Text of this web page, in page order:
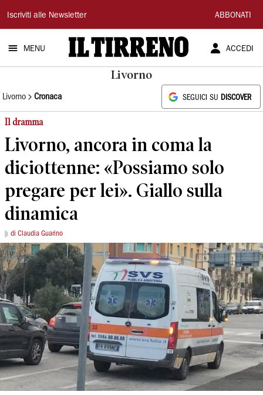
Il
Tirreno
Iscriviti alle Newsletter ABBONATI
MENU ACCEDI
Livorno
Livorno Cronaca SEGUICI SU DISCOVER
Il dramma
Livorno, ancora in coma la
diciottenne: «Possiamo solo
pregare per lei». Giallo sulla
dinamica
di Claudia Guarino